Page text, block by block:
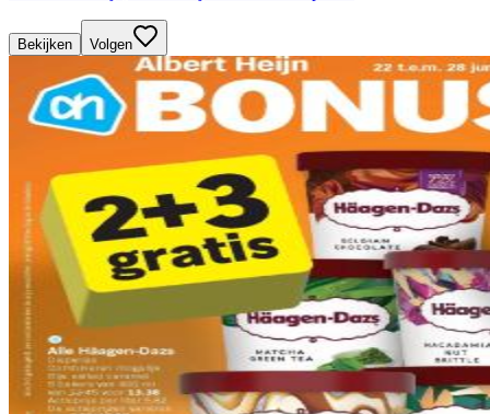
Bekijken Volgen